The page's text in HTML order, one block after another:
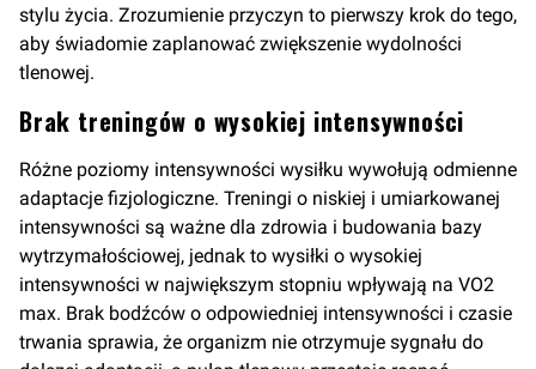
stylu życia. Zrozumienie przyczyn to pierwszy krok do tego,
aby świadomie zaplanować zwiększenie wydolności
tlenowej.
Brak treningów o wysokiej intensywności
Różne poziomy intensywności wysiłku wywołują odmienne
adaptacje fizjologiczne. Treningi o niskiej i umiarkowanej
intensywności są ważne dla zdrowia i budowania bazy
wytrzymałościowej, jednak to wysiłki o wysokiej
intensywności w największym stopniu wpływają na VO2
max. Brak bodźców o odpowiedniej intensywności i czasie
trwania sprawia, że organizm nie otrzymuje sygnału do